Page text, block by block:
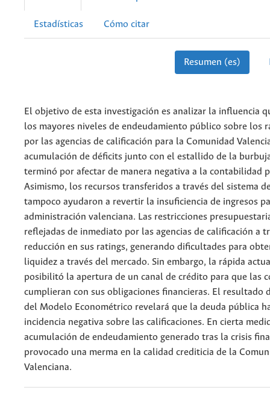
Estadísticas Cómo citar
Resumen (es)
El objetivo de esta investigación es analizar la influencia
los mayores niveles de endeudamiento público sobre los
por las agencias de calificación para la Comunidad
acumulación de déficits junto con el estallido de la
terminó por afectar de manera negativa a la contabilidad
Asimismo, los recursos transferidos a través del sistema
tampoco ayudaron a revertir la insuficiencia de ingresos
administración valenciana. Las restricciones
reflejadas de inmediato por las agencias de calificación a
reducción en sus ratings, generando dificultades para
liquidez a través del mercado. Sin embargo, la rápida
posibilitó la apertura de un canal de crédito para que las
cumplieran con sus obligaciones financieras. El resultado
del Modelo Econométrico revelará que la deuda pública
incidencia negativa sobre las calificaciones. En cierta
acumulación de endeudamiento generado tras la crisis
provocado una merma en la calidad crediticia de la
Valenciana.